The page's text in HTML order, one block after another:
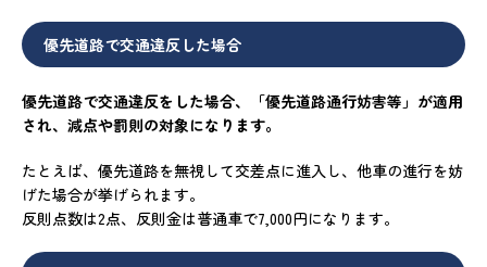
優先道路で交通違反した場合
優先道路で交通違反をした場合、「優先道路通行妨害等」が適用
され、減点や罰則の対象になります。
たとえば、優先道路を無視して交差点に進入し、他車の進行を妨
げた場合が挙げられます。
反則点数は2点、反則金は普通車で7,000円になります。